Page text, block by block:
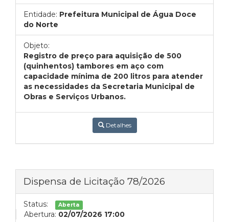
Entidade: Prefeitura Municipal de Água Doce
do Norte
Objeto:
Registro de preço para aquisição de 500
(quinhentos) tambores em aço com
capacidade mínima de 200 litros para atender
as necessidades da Secretaria Municipal de
Obras e Serviços Urbanos.
Detalhes
Dispensa de Licitação 78/2026
Status: Aberta
Abertura: 02/07/2026 17:00